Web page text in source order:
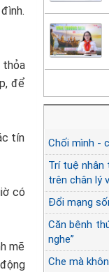
thỏa
để
tín
có
mẽ
Chối mình -
Trí tuệ nhân
trên chân lý
Đổi mạng
Căn bệnh
nghe”
Che mà